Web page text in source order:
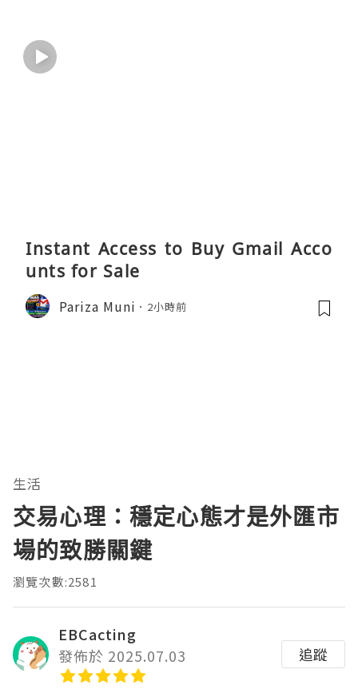
Instant Access to Buy Gmail Acco
unts for Sale
Pariza Muni 2小時前
生活
交易心理：穩定心態才是外匯市
場的致勝關鍵
瀏覽次數:2581
EBCacting
發佈於 2025.07.03
追蹤